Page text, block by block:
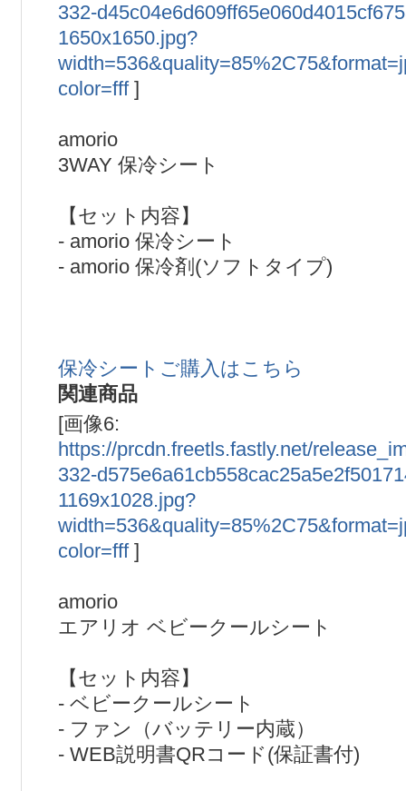
332-
1650x1650.jpg?
color=fff]
amorio
3WAY 保冷シート
【セット内容】
- amorio 保冷シート
- amorio 保冷剤(ソフトタイプ)
保冷シートご購入はこちら
関連商品
[画像6:
https://prcdn.freetls.fastly.net/
332-
1169x1028.jpg?
color=fff]
amorio
エアリオ ベビークールシート
【セット内容】
- ベビークールシート
- ファン（バッテリー内蔵）
- WEB説明書QRコード(保証書付)